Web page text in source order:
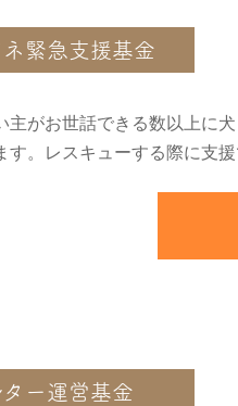
ネ緊急支援基金
主がお世話できる数以上に
す。レスキューする際に支援
ター運営基金